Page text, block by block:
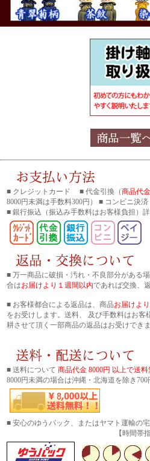
■ クレジットカード ■ 代金引換（商品代
8000円未満は手数料300円） ■ コンビニ決
■ 銀行振込 （振込み手数料はお客様負担）
■ 万一商品に破損・汚れ・不良部分がある
合はお届けより１週間以内であれば交換、
■ お客様都合による返品は、商品お届けよ
をお受けします。送料、 及び手数料はお客
耕させて頂く一部商品の返品はお受けできま
■ 送料について 商品代金 8000円 以上で送料
8000円未満の場合は沖縄・北海道を除き700
■ 安心のゆうパック、またはヤマト運輸の宅
【時間帯指定